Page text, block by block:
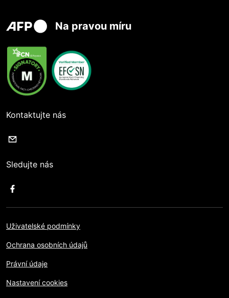
Na pravou míru
Kontaktujte nás
Sledujte nás
Uživatelské podmínky
Ochrana osobních údajů
Právní údaje
Nastavení cookies